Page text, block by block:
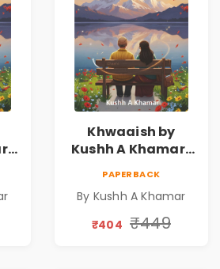
|
Khwaaish by
Kushh A Khamar |
Fiction |
Valentine's Day
PAPERBACK
By Kushh A Khamar
₹404 ₹449